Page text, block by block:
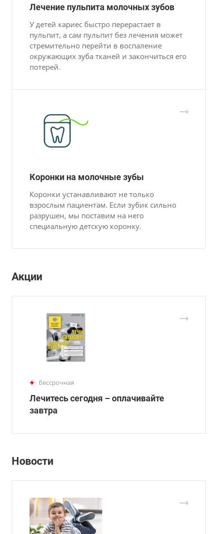
Лечение пульпита молочных зубов
У детей кариес быстро перерастает в
пульпит, а сам пульпит без лечения может
стремительно перейти в воспаление
окружающих зуба тканей и закончиться его
потерей.
Коронки на молочные зубы
Коронки устанавливают не только
взрослым пациентам. Если зубик сильно
разрушен, мы поставим на него
специальную детскую коронку.
Акции
бессрочная
Лечитесь сегодня – оплачивайте
завтра
Новости